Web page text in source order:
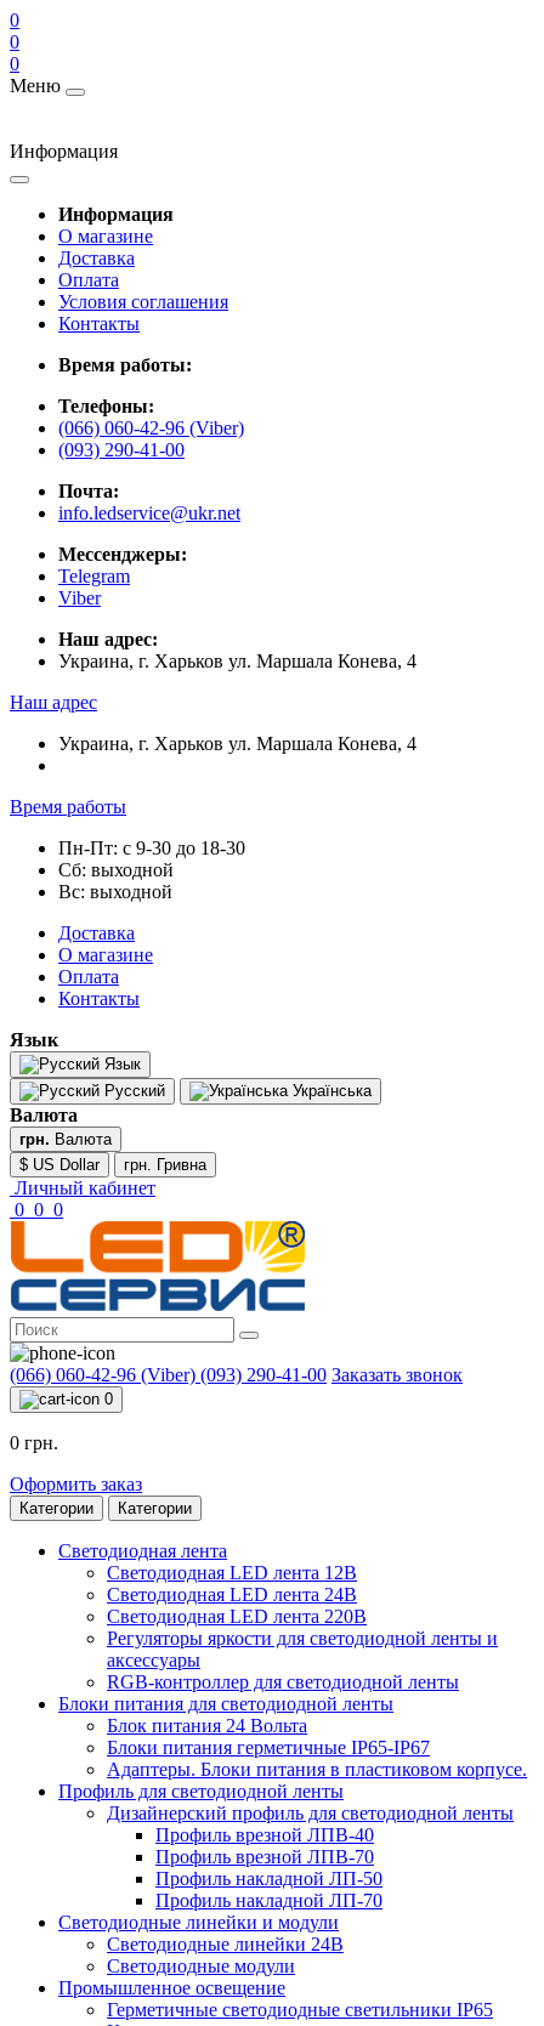
0
0
0
Меню
Информация
Информация
О магазине
Доставка
Оплата
Условия соглашения
Контакты
Время работы:
Телефоны:
(066) 060-42-96 (Viber)
(093) 290-41-00
Почта:
info.ledservice@ukr.net
Мессенджеры:
Telegram
Viber
Наш адрес:
Украина, г. Харьков ул. Маршала Конева, 4
Наш адрес
Украина, г. Харьков ул. Маршала Конева, 4
Время работы
Пн-Пт: с 9-30 до 18-30
Сб: выходной
Вс: выходной
Доставка
О магазине
Оплата
Контакты
Язык
Язык
Русский
Українська
Валюта
грн. Валюта
$ US Dollar
грн. Гривна
Личный кабинет
0 0 0
(066) 060-42-96 (Viber) (093) 290-41-00 Заказать звонок
0
0 грн.
Оформить заказ
Категории Категории
Светодиодная лента
Светодиодная LED лента 12В
Светодиодная LED лента 24В
Светодиодная LED лента 220В
Регуляторы яркости для светодиодной ленты и
аксессуары
RGB-контроллер для светодиодной ленты
Блоки питания для светодиодной ленты
Блок питания 24 Вольта
Блоки питания герметичные IP65-IP67
Адаптеры. Блоки питания в пластиковом корпусе.
Профиль для светодиодной ленты
Дизайнерский профиль для светодиодной ленты
Профиль врезной ЛПВ-40
Профиль врезной ЛПВ-70
Профиль накладной ЛП-50
Профиль накладной ЛП-70
Светодиодные линейки и модули
Светодиодные линейки 24В
Светодиодные модули
Промышленное освещение
Герметичные светодиодные светильники IP65